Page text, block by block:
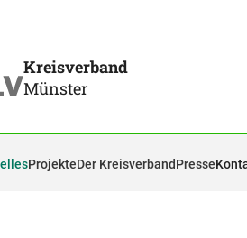
Kreisverband
Münster
ProjekteDer KreisverbandPresse